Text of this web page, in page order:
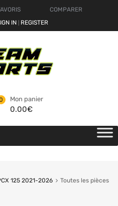
COMPARER
IN REGISTER
Mon panier
0.00€
125 2021-2026
Toutes les pièces